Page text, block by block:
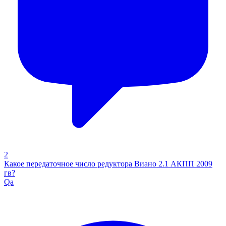
2
Какое передаточное число редуктора Виано 2.1 АКПП 2009
гв?
Qa